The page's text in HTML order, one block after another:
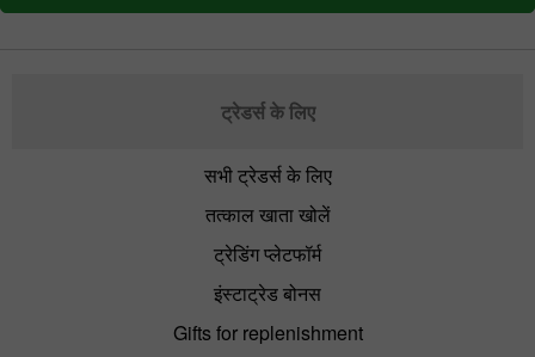
ट्रेडर्स के लिए
सभी ट्रेडर्स के लिए
तत्काल खाता खोलें
ट्रेडिंग प्लेटफॉर्म
इंस्टाट्रेड बोनस
Gifts for replenishment